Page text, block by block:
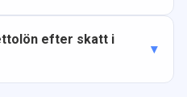
efter skatt i